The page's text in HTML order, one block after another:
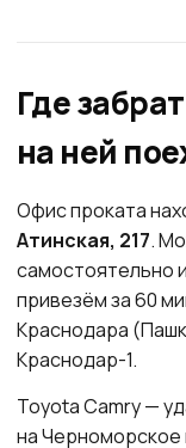
Где
на ней
Офис проката
Атинская, 217.
самостоятельно
привезём за 60
Краснодара
Краснодар-1.
Toyota Camry —
на